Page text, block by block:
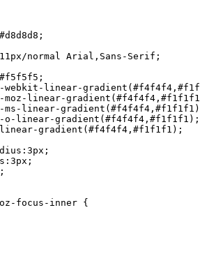
normal Arial,Sans-Serif;
webkit-linear-
moz-linear-
ms-linear-
linear-gradient(#f4f4f4,#f1f1f1);
gradient(#f4f4f4,#f1f1f1);
focus-inner {